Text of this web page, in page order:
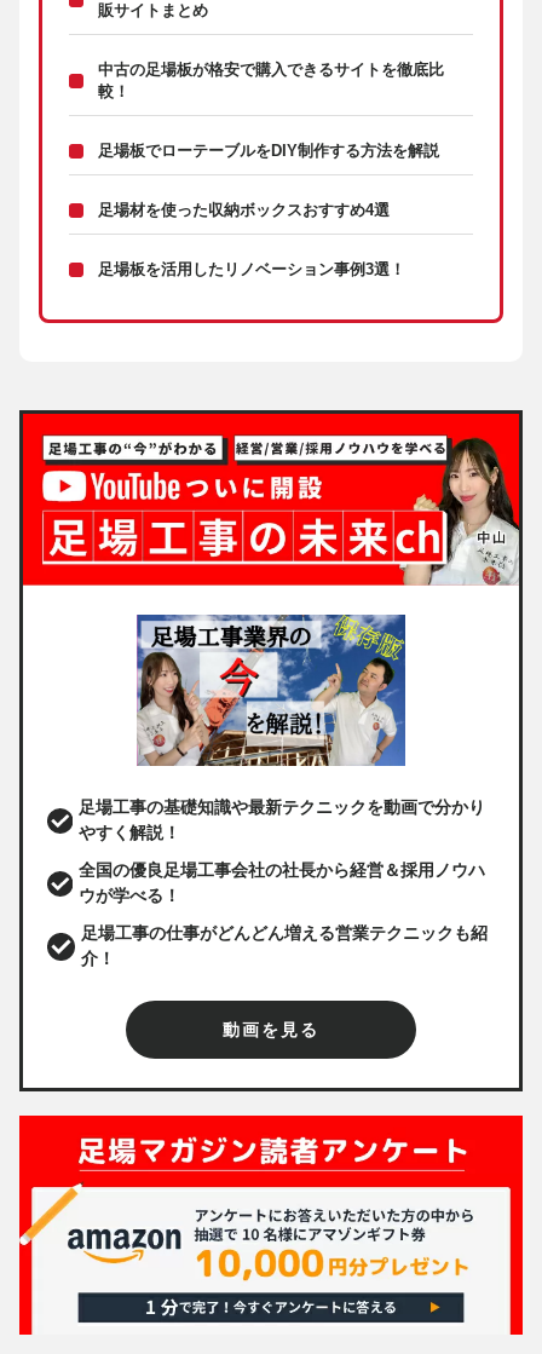
販サイトまとめ
中古の足場板が格安で購入できるサイトを徹底比
較！
足場板でローテーブルをDIY制作する方法を解説
足場材を使った収納ボックスおすすめ4選
足場板を活用したリノベーション事例3選！
足場工事の基礎知識や最新テクニックを動画で分かり
やすく解説！
全国の優良足場工事会社の社長から経営＆採用ノウハ
ウが学べる！
足場工事の仕事がどんどん増える営業テクニックも紹
介！
動画を見る